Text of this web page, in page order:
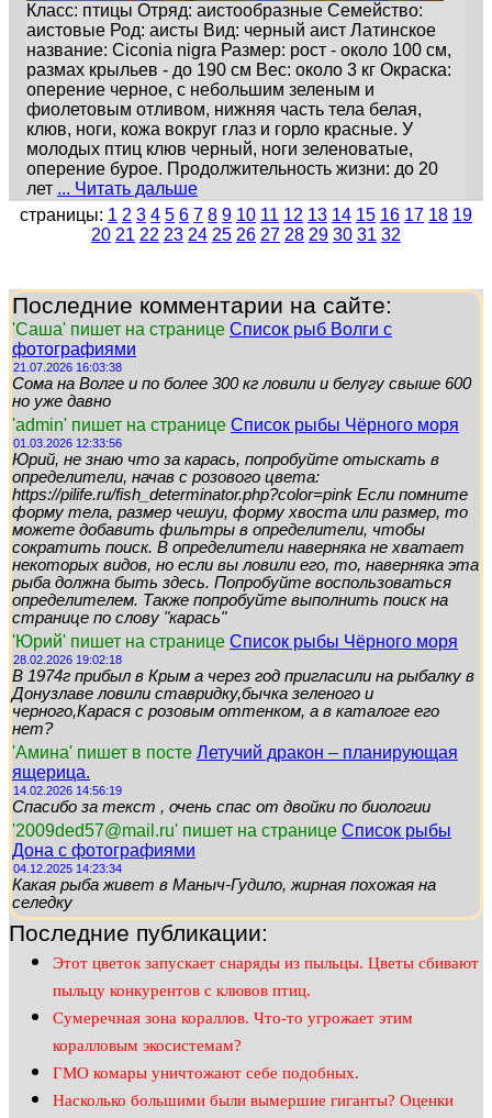
Класс: птицы Отряд: аистообразные Семейство:
аистовые Род: аисты Вид: черный аист Латинское
название: Ciconia nigra Размер: рост - около 100 см,
размах крыльев - до 190 см Вес: около 3 кг Окраска:
оперение черное, с небольшим зеленым и
фиолетовым отливом, нижняя часть тела белая,
клюв, ноги, кожа вокруг глаз и горло красные. У
молодых птиц клюв черный, ноги зеленоватые,
оперение бурое. Продолжительность жизни: до 20
лет ... Читать дальше
страницы: 1 2 3 4 5 6 7 8 9 10 11 12 13 14 15 16 17 18 19
20 21 22 23 24 25 26 27 28 29 30 31 32
Последние комментарии на сайте:
'Саша' пишет на странице Список рыб Волги с
фотографиями
21.07.2026 16:03:38
Сома на Волге и по более 300 кг ловили и белугу свыше 600
но уже давно
'admin' пишет на странице Список рыбы Чёрного моря
01.03.2026 12:33:56
Юрий, не знаю что за карась, попробуйте отыскать в
определители, начав с розового цвета:
https://pilife.ru/fish_determinator.php?color=pink Если помните
форму тела, размер чешуи, форму хвоста или размер, то
можете добавить фильтры в определители, чтобы
сократить поиск. В определители наверняка не хватает
некоторых видов, но если вы ловили его, то, наверняка эта
рыба должна быть здесь. Попробуйте воспользоваться
определителем. Также попробуйте выполнить поиск на
странице по слову "карась"
'Юрий' пишет на странице Список рыбы Чёрного моря
28.02.2026 19:02:18
В 1974г прибыл в Крым а через год пригласили на рыбалку в
Донузлаве ловили ставридку,бычка зеленого и
черного,Карася с розовым оттенком, а в каталоге его
нет?
'Амина' пишет в посте Летучий дракон – планирующая
ящерица.
14.02.2026 14:56:19
Спасибо за текст , очень спас от двойки по биологии
'2009ded57@mail.ru' пишет на странице Список рыбы
Дона с фотографиями
04.12.2025 14:23:34
Какая рыба живет в Маныч-Гудило, жирная похожая на
селедку
Последние публикации:
Этот цветок запускает снаряды из пыльцы. Цветы сбивают
пыльцу конкурентов с клювов птиц.
Сумеречная зона кораллов. Что-то угрожает этим
коралловым экосистемам?
ГМО комары уничтожают себе подобных.
Насколько большими были вымершие гиганты? Оценки